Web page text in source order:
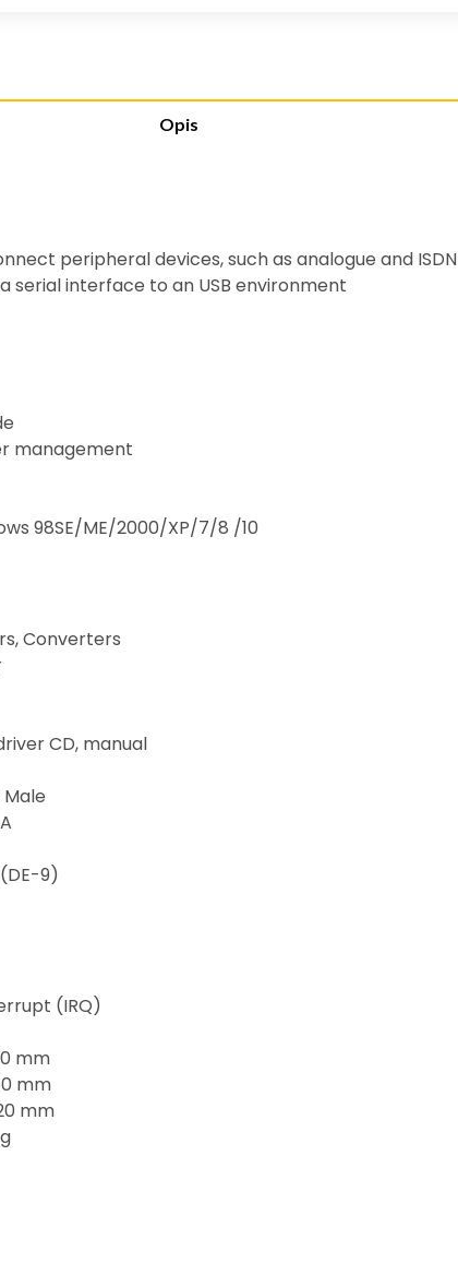
Opis
peripheral devices, such as analogue and
serial interface to an USB environment
management
98SE/ME/2000/XP/7/8 /10
Converters
CD, manual
9)
(IRQ)
mm
mm
mm